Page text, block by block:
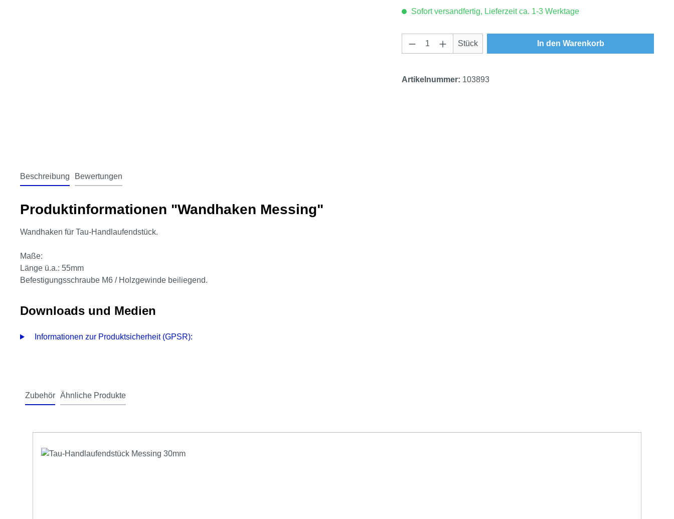
Sofort versandfertig, Lieferzeit ca. 1-3 Werktage
Produkt Anzahl: Gib den gewünschten Wert ein
Stück In den Warenkorb
Artikelnummer: 103893
Beschreibung Bewertungen
Produktinformationen "Wandhaken Messing"
Wandhaken für Tau-Handlaufendstück.
Maße:
Länge ü.a.: 55mm
Befestigungsschraube M6 / Holzgewinde beiliegend.
Downloads und Medien
Informationen zur Produktsicherheit (GPSR):
Zubehör Ähnliche Produkte